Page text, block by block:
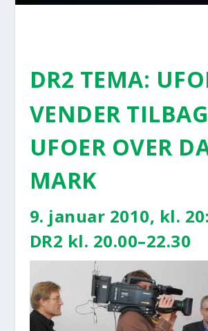
DR2 TEMA:
VEN­DER
UFO­ER OVER
MARK
9. janu­ar 2010, kl.
DR2 kl. 20.00–22.30